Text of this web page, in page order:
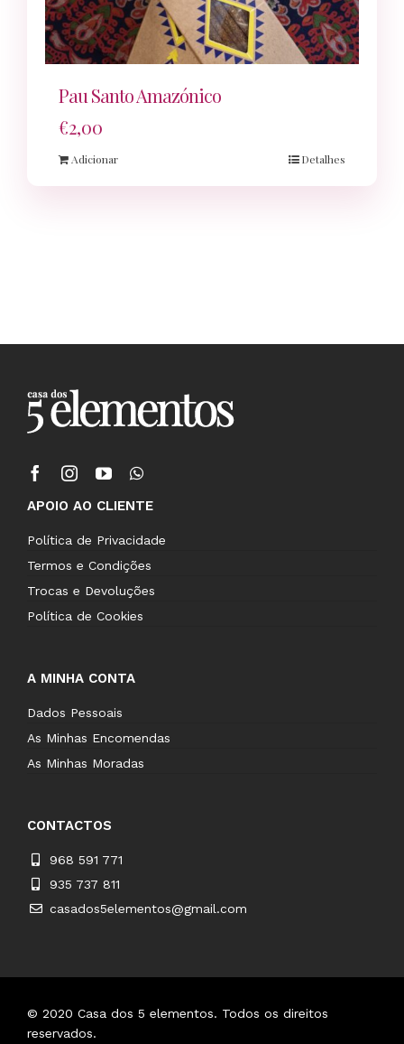
Pau Santo Amazónico
€2,00
Adicionar Detalhes
APOIO AO CLIENTE
Política de Privacidade
Termos e Condições
Trocas e Devoluções
Política de Cookies
A MINHA CONTA
Dados Pessoais
As Minhas Encomendas
As Minhas Moradas
CONTACTOS
968 591 771
935 737 811
casados5elementos@gmail.com
© 2020 Casa dos 5 elementos. Todos os direitos
reservados.